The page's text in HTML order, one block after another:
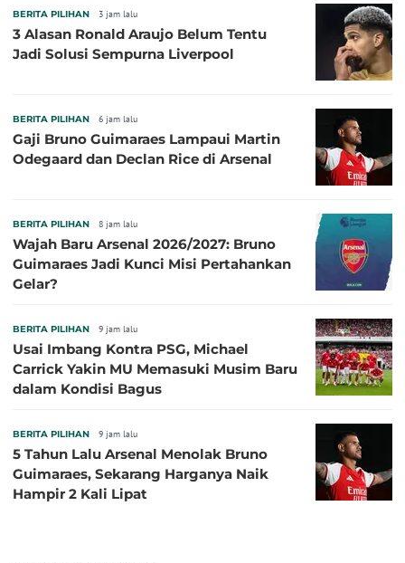
BERITA PILIHAN 3 jam lalu
3 Alasan Ronald Araujo Belum Tentu
Jadi Solusi Sempurna Liverpool
BERITA PILIHAN 6 jam lalu
Gaji Bruno Guimaraes Lampaui Martin
Odegaard dan Declan Rice di Arsenal
BERITA PILIHAN 8 jam lalu
Wajah Baru Arsenal 2026/2027: Bruno
Guimaraes Jadi Kunci Misi Pertahankan
Gelar?
BERITA PILIHAN 9 jam lalu
Usai Imbang Kontra PSG, Michael
Carrick Yakin MU Memasuki Musim Baru
dalam Kondisi Bagus
BERITA PILIHAN 9 jam lalu
5 Tahun Lalu Arsenal Menolak Bruno
Guimaraes, Sekarang Harganya Naik
Hampir 2 Kali Lipat